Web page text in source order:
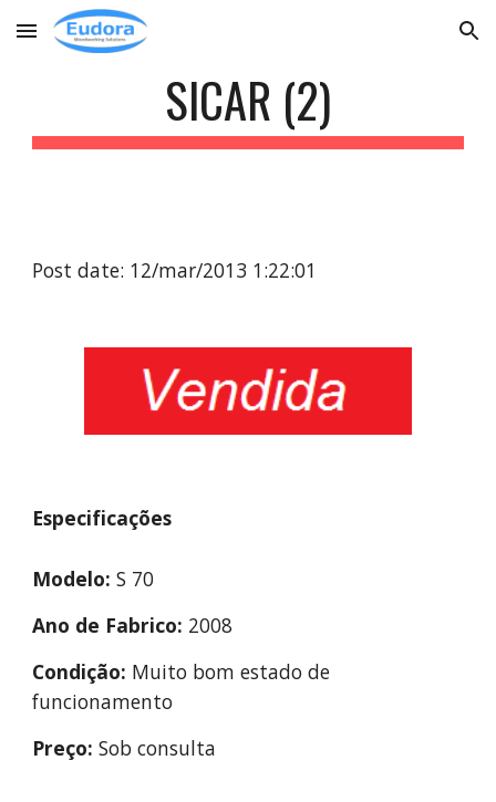
Skip to main content Skip to navigation
SICAR (2)
Post date: 12/mar/2013 1:22:01
Especificações
Modelo: S 70
Ano de Fabrico: 2008
Condição: Muito bom estado de
funcionamento
Preço: Sob consulta